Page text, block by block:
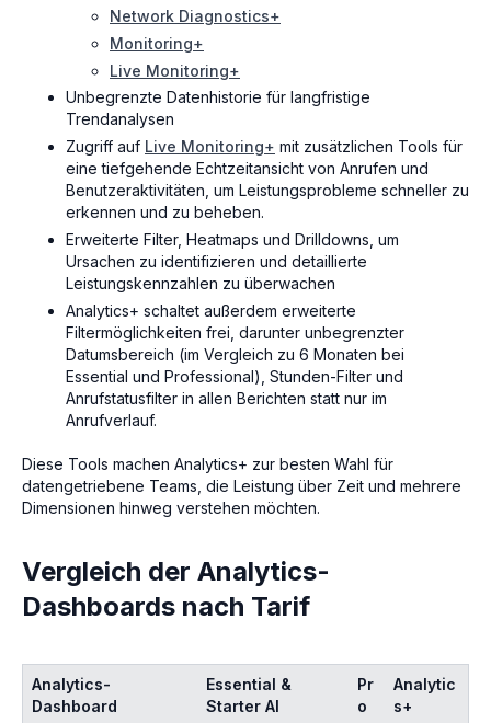
Network Diagnostics+
Monitoring+
Live Monitoring+
Unbegrenzte Datenhistorie für langfristige
Trendanalysen
Zugriff auf Live Monitoring+ mit zusätzlichen Tools für
eine tiefgehende Echtzeitansicht von Anrufen und
Benutzeraktivitäten, um Leistungsprobleme schneller zu
erkennen und zu beheben.
Erweiterte Filter, Heatmaps und Drilldowns, um
Ursachen zu identifizieren und detaillierte
Leistungskennzahlen zu überwachen
Analytics+ schaltet außerdem erweiterte
Filtermöglichkeiten frei, darunter unbegrenzter
Datumsbereich (im Vergleich zu 6 Monaten bei
Essential und Professional), Stunden-Filter und
Anrufstatusfilter in allen Berichten statt nur im
Anrufverlauf.
Diese Tools machen Analytics+ zur besten Wahl für
datengetriebene Teams, die Leistung über Zeit und mehrere
Dimensionen hinweg verstehen möchten.
Vergleich der Analytics-
Dashboards nach Tarif
Analytics-
Dashboard
Essential &
Starter AI
Pr
o
Analytic
s+